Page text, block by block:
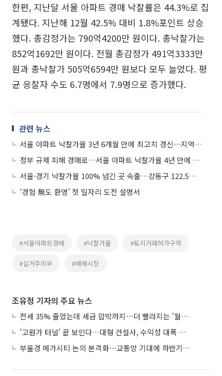
한편, 지난달 서울 아파트 경매 낙찰률은 44.3%로 집
계됐다. 지난해 12월 42.5% 대비 1.8%포인트 상승
했다. 총감정가는 790억4200만 원이다. 총낙찰가는
852억1692만 원이다. 전월 총감정가 491억3333만
원과 총낙찰가 505억6594만 원보다 모두 늘었다. 평
균 응찰자 수도 6.7명에서 7.9명으로 증가했다.
관련 뉴스
서울 아파트 낙찰가율 3년 6개월 만에 최고치 경신⋯지역별 온도차 뚜렷
정부 규제 피해 경매로…서울 아파트 낙찰가율 4년 만에 최고
서울·경기 낙찰가율 100% 넘긴 곳 속출…강동구 122.5% ‘최고’
‘경험 無도 환영’ 첫 일자리 도전 설명서
#서울아파트경매 #낙찰가율 #토지거래허가구역
#실거주의무 #매매시장
조유정 기자의 주요 뉴스
전세 35% 줄었는데 세금 압박까지⋯더 빨라지는 '월세화'
'고원가 터널' 끝 보인다…대형 건설사, 수익성 대폭 개선
부울경 메가시티 논의 본격화⋯교통망 기대에 하반기 분양시장 '주목'